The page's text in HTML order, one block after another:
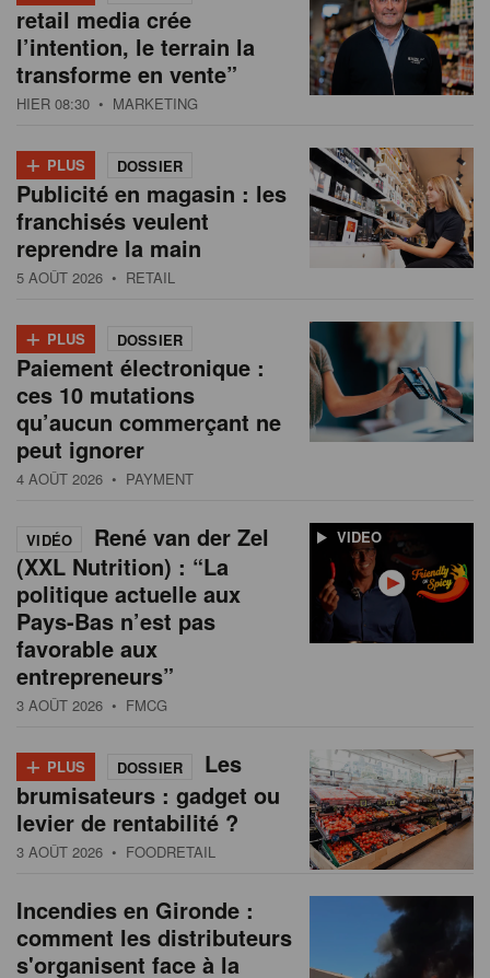
retail media crée
l’intention, le terrain la
transforme en vente”
HIER 08:30 • MARKETING
+ PLUS DOSSIER
Publicité en magasin : les
franchisés veulent
reprendre la main
5 AOÛT 2026 • RETAIL
+ PLUS DOSSIER
Paiement électronique :
ces 10 mutations
qu’aucun commerçant ne
peut ignorer
4 AOÛT 2026 • PAYMENT
VIDEO
VIDÉO
René van der Zel
(XXL Nutrition) : “La
politique actuelle aux
Pays-Bas n’est pas
favorable aux
entrepreneurs”
3 AOÛT 2026 • FMCG
+ PLUS DOSSIER
Les
brumisateurs : gadget ou
levier de rentabilité ?
3 AOÛT 2026 • FOODRETAIL
Incendies en Gironde :
comment les distributeurs
s'organisent face à la